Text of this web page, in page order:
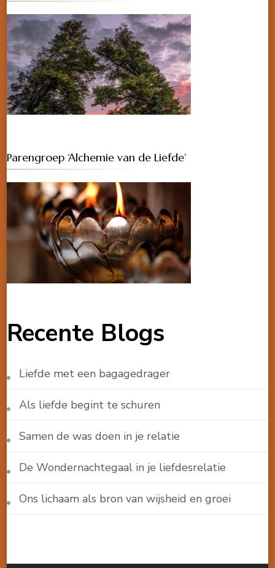
Parengroep ‘Alchemie van de Liefde’
Recente Blogs
Liefde met een bagagedrager
Als liefde begint te schuren
Samen de was doen in je relatie
De Wondernachtegaal in je liefdesrelatie
Ons lichaam als bron van wijsheid en groei